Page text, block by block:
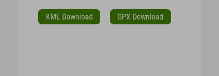
KML Download GPX Download